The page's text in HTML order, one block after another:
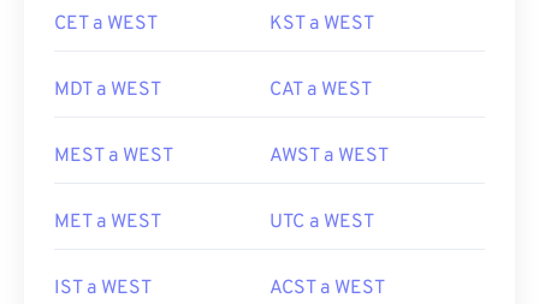
CET a WEST KST a WEST
MDT a WEST CAT a WEST
MEST a WEST AWST a WEST
MET a WEST UTC a WEST
IST a WEST ACST a WEST